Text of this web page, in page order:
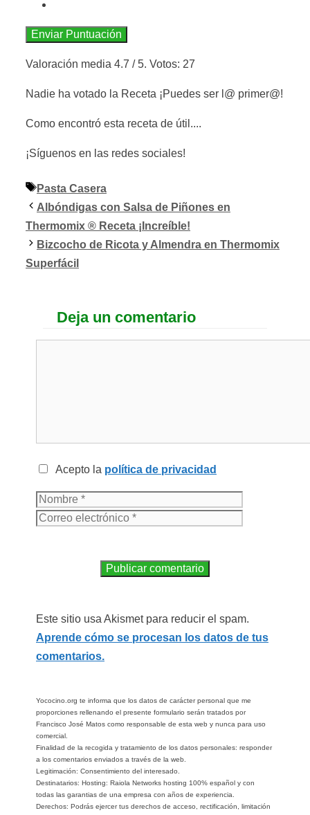
Enviar Puntuación
Valoración media 4.7 / 5. Votos: 27
Nadie ha votado la Receta ¡Puedes ser l@ primer@!
Como encontró esta receta de útil....
¡Síguenos en las redes sociales!
Etiquetas
Pasta Casera
Albóndigas con Salsa de Piñones en
Thermomix ®️ Receta ¡Increíble!
Bizcocho de Ricota y Almendra en Thermomix
Superfácil
Deja un comentario
Acepto la política de privacidad
Este sitio usa Akismet para reducir el spam.
Aprende cómo se procesan los datos de tus
comentarios.
Yococino.org te informa que los datos de carácter personal que me
proporciones rellenando el presente formulario serán tratados por
Francisco José Matos como responsable de esta web y nunca para uso
comercial.
Finalidad de la recogida y tratamiento de los datos personales: responder
a los comentarios enviados a través de la web.
Legitimación: Consentimiento del interesado.
Destinatarios: Hosting: Raiola Networks hosting 100% español y con
todas las garantias de una empresa con años de experiencia.
Derechos: Podrás ejercer tus derechos de acceso, rectificación, limitación